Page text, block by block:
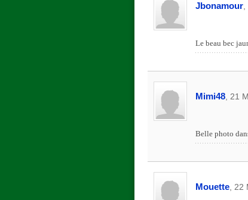
Jbonamour,
Le beau bec
Mimi48, 21
Belle photo
Mouette, 22